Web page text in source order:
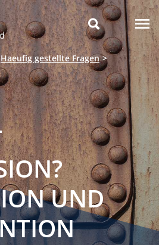
Haeufig gestellte Fragen
UND